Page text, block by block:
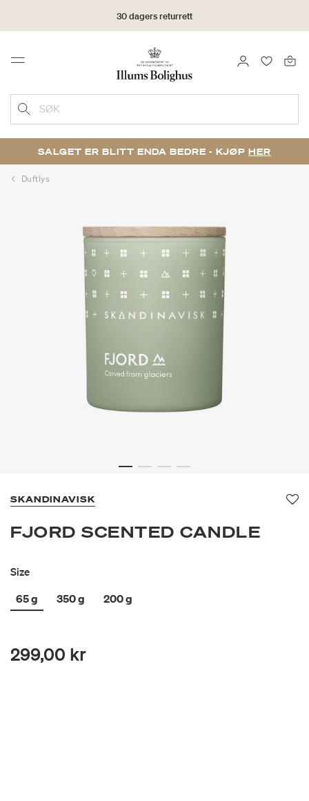
30 dagers returrett
Menu LOGG INN
SØK
SALGET ER BLITT ENDA BEDRE - KJØP HER
Duftlys
SKANDINAVISK
FJORD SCENTED CANDLE
Size
65 g
350 g 200 g
299,00 kr